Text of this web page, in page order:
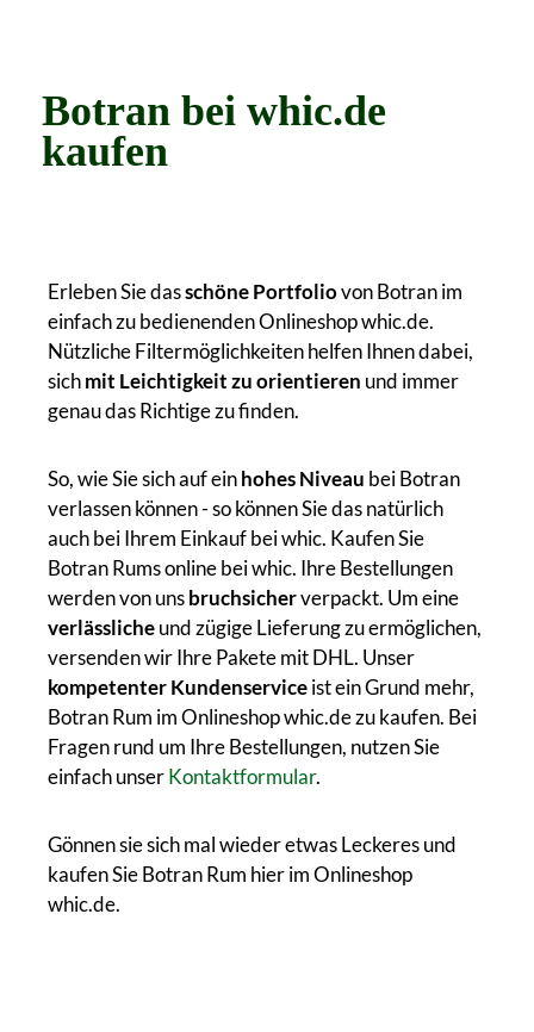
Botran bei whic.de
kaufen
Erleben Sie dasschöne Portfoliovon Botran im
einfach zu bedienenden Onlineshop whic.de.
Nützliche Filtermöglichkeiten helfen Ihnen dabei,
sichmit Leichtigkeit zu orientieren und immer
genau das Richtige zu finden.
So, wie Sie sich auf einhohes Niveau bei Botran
verlassen können - so können Sie das natürlich
auch bei Ihrem Einkauf bei whic. Kaufen Sie
Botran Rums online bei whic. Ihre Bestellungen
werden von unsbruchsicherverpackt. Um eine
verlässlicheund zügige Lieferung zu ermöglichen,
versenden wir Ihre Pakete mit DHL. Unser
kompetenter Kundenserviceist ein Grund mehr,
Botran Rum im Onlineshop whic.de zu kaufen. Bei
Fragen rund um Ihre Bestellungen, nutzen Sie
einfach unserKontaktformular.
Gönnen sie sich mal wieder etwas Leckeres und
kaufen Sie Botran Rum hier im Onlineshop
whic.de.